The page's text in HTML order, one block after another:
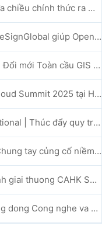
eSignGlobal và Lark Bảng tính đa chiều chính thức ra mắt: Tự động hóa toàn bộ quy trình ký kết và lưu trữ hợp đồng điện tử
Ra mắt skill 'esign-automation': eSignGlobal giúp OpenClaw triển khai chữ ký điện tử tự động
eSignGlobal ra mắt tại Triển lãm Đổi mới Toàn cầu GIS 2025
eSignGlobal tham gia Alibaba Cloud Summit 2025 tại Hong Kong, thúc đẩy đổi mới đám mây do AI dẫn dắt và niềm tin số
eSignGlobal × Antelope International | Thúc đẩy quy trình làm việc số an toàn và vận hành bởi AI
eSignGlobal × Alibaba Cloud | Chung tay củng cố niềm tin số toàn cầu cho lĩnh vực fintech
Chuc mung eSignGlobal da gianh giai thuong CAHK STAR Award 2025
Tiec mung Quoc khanh cua Cong dong Cong nghe va Doi moi sang tao Hong Kong